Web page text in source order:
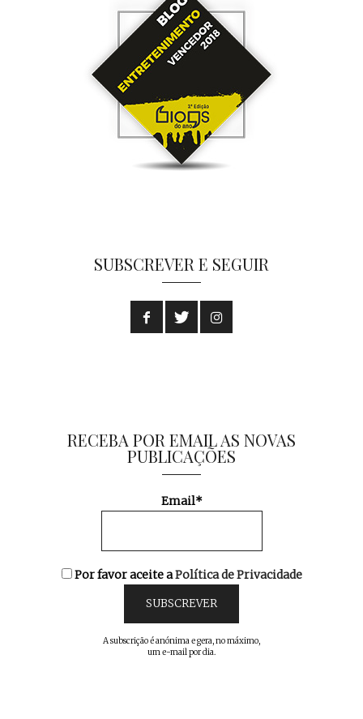
SUBSCREVER E SEGUIR
RECEBA POR EMAIL AS NOVAS
PUBLICAÇÕES
Email*
Por favor aceite aPolítica de Privacidade
A subscrição é anónima e gera, no máximo,
um e-mail por dia.